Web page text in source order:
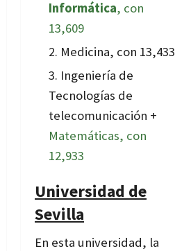
Informática, con
13,609
Medicina, con 13,433
Ingeniería de
Tecnologías de
telecomunicación +
Matemáticas, con
12,933
Universidad de
Sevilla
En esta universidad, la